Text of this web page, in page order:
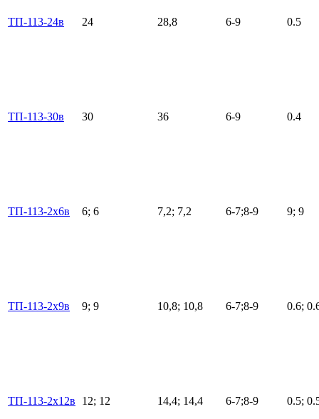
ТП-113-24в 24 28,8 6-9 0.5
ТП-113-30в 30 36 6-9 0.4
ТП-113-2х6в 6; 6 7,2; 7,2 6-7;8-9 9; 9
ТП-113-2х9в 9; 9 10,8; 10,8 6-7;8-9 0.6;
ТП-113-2х12в 12; 12 14,4; 14,4 6-7;8-9 0.5;